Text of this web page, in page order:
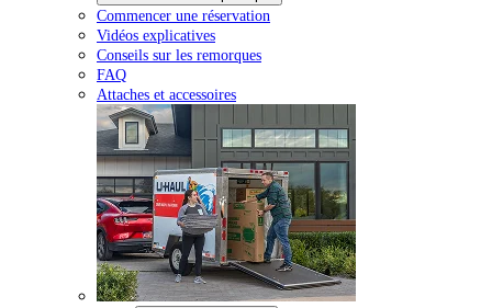
Commencer une réservation
Vidéos explicatives
Conseils sur les remorques
FAQ
Attaches et accessoires